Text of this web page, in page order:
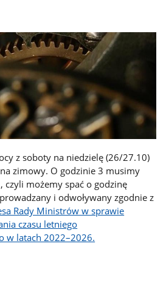
z soboty na niedzielę (26/27.10)
zimowy. O godzinie 3 musimy
czyli możemy spać o godzinę
i odwoływany zgodnie z
Rady Ministrów w sprawie
czasu letniego
w latach 2022–2026.